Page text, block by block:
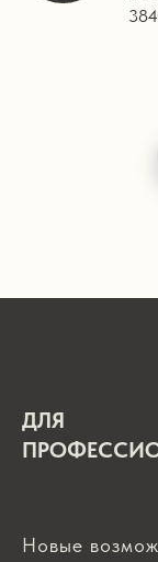
ДЛЯ
Новые